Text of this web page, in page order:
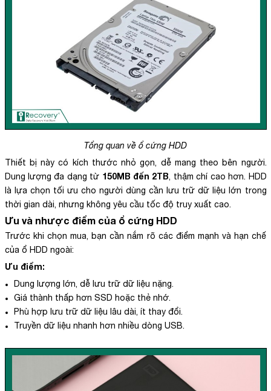
Tổng quan về ổ cứng HDD
Thiết bị này có kích thước nhỏ gọn, dễ mang theo bên người.
Dung lượng đa dạng từ 150MB đến 2TB, thậm chí cao hơn. HDD
là lựa chọn tối ưu cho người dùng cần lưu trữ dữ liệu lớn trong
thời gian dài, nhưng không yêu cầu tốc độ truy xuất cao.
Ưu và nhược điểm của ổ cứng HDD
Trước khi chọn mua, bạn cần nắm rõ các điểm mạnh và hạn chế
của ổ HDD ngoài:
Ưu điểm:
Dung lượng lớn, dễ lưu trữ dữ liệu nặng.
Giá thành thấp hơn SSD hoặc thẻ nhớ.
Phù hợp lưu trữ dữ liệu lâu dài, ít thay đổi.
Truyền dữ liệu nhanh hơn nhiều dòng USB.